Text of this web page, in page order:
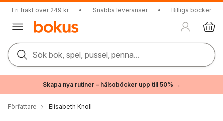
Fri frakt över 249 kr • Snabba leveranser • Billiga böcker
Sök bok, spel, pussel, penna...
Skapa nya rutiner – hälsoböcker upp till 50% →
Författare Elisabeth Knoll